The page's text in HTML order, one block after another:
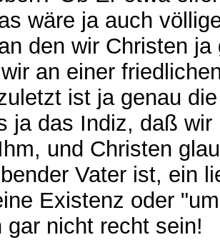
wäre ja auch
den wir Christen
an einer
ist ja genau
ja das Indiz, daß
und Christen
Vater ist, ein
Existenz oder
gar nicht recht sein!